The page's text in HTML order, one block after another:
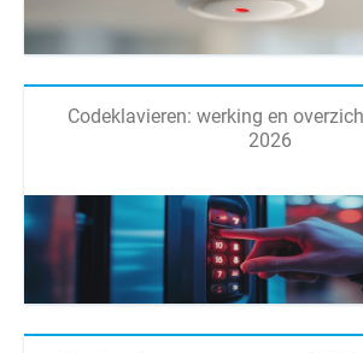
Codeklavieren: werking en
2026